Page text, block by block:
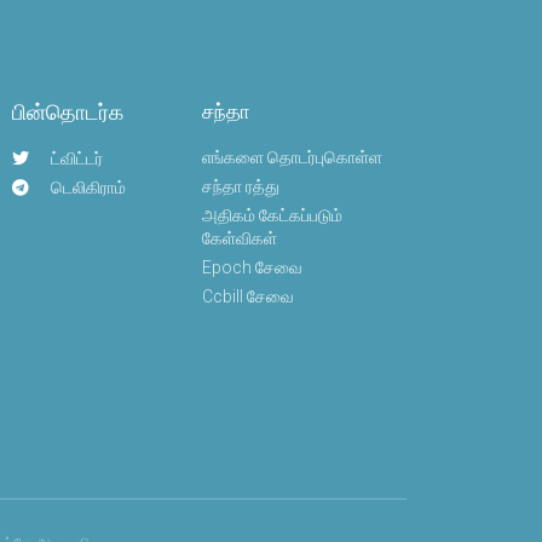
பின்தொடர்க
ட்விட்டர்
டெலிகிராம்
சந்தா
எங்களை தொடர்புகொள்ள
சந்தா ரத்து
அதிகம் கேட்கப்படும்
கேள்விகள்
Epoch சேவை
Ccbill சேவை